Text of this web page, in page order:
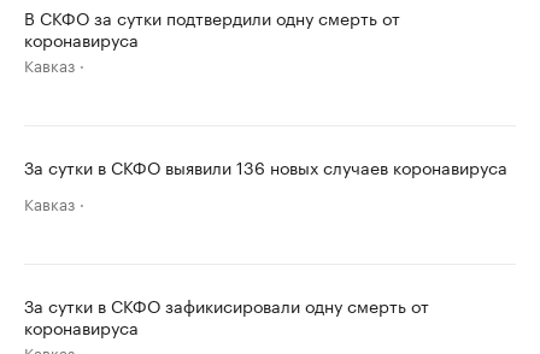
В СКФО за сутки подтвердили одну смерть от
коронавируса
Кавказ
За сутки в СКФО выявили 136 новых случаев коронавируса
Кавказ
За сутки в СКФО зафикисировали одну смерть от
коронавируса